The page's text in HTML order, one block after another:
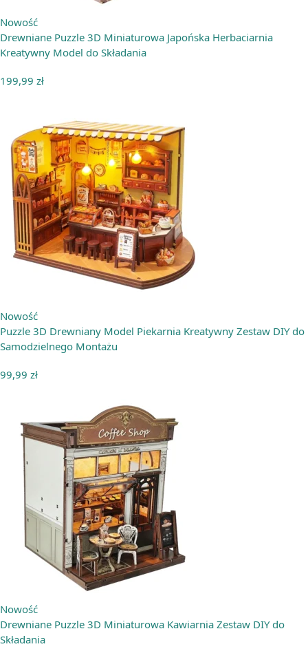
Nowość
Drewniane Puzzle 3D Miniaturowa Japońska Herbaciarnia
Kreatywny Model do Składania
199,99 zł
Nowość
Puzzle 3D Drewniany Model Piekarnia Kreatywny Zestaw DIY do
Samodzielnego Montażu
99,99 zł
Nowość
Drewniane Puzzle 3D Miniaturowa Kawiarnia Zestaw DIY do
Składania